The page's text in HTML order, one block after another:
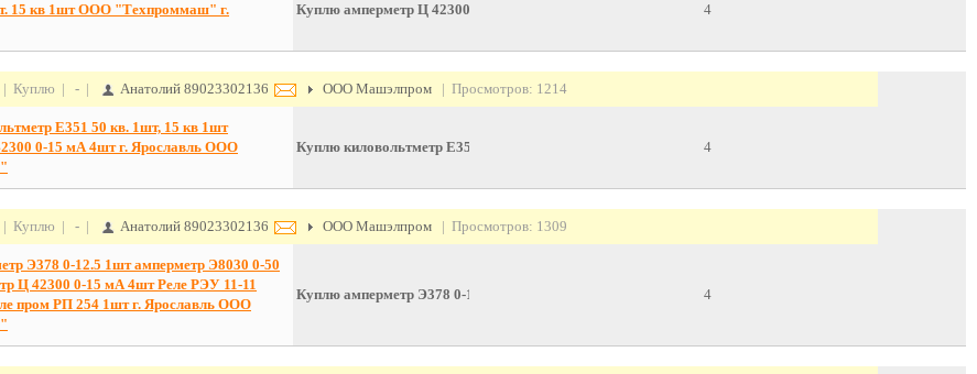
15 кв 1шт ООО "Техпроммаш" г.
Куплю амперметр Ц 42300 0-15 мА 4 шт. киловольтметр Е351 50 кв 1шт. 15 кв 1шт ООО /Техпроммаш/
4
| Куплю | - | Анатолий 89023302136 ООО Машэлпром | Просмотров: 1214
Е351 50 кв. 1шт, 15 кв 1шт
0-15 мА 4шт г. Ярославль ООО
Куплю киловольтметр Е351 50 кв. 1шт, 15 кв 1шт амперметр Ц 42300 0-15 мА 4шт г. Ярославль ООО /
4
| Куплю | - | Анатолий 89023302136 ООО Машэлпром | Просмотров: 1309
Э378 0-12.5 1шт амперметр Э8030 0-50
Ц 42300 0-15 мА 4шт Реле РЭУ 11-11
пром РП 254 1шт г. Ярославль ООО
Куплю амперметр Э378 0-12.5 1шт амперметр Э8030 0-50 а 1шт вольтметр Ц 42300 0-15 мА 4шт
4